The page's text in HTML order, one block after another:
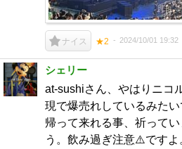
ナイス ★2 2024/10/01 19:32
シェリー
at-sushiさん、やはりニコ
現で爆売れしているみた
帰って来れる事、祈って
う。飲み過ぎ注意⚠️です